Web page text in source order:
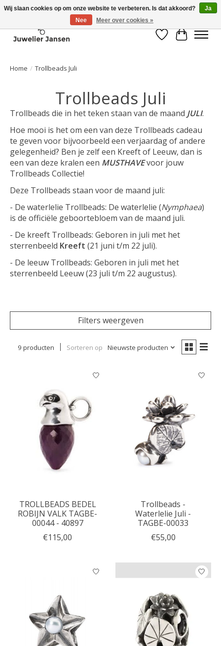
Verlanglijst
Home / Trollbeads Juli
Trollbeads Juli
Trollbeads die in het teken staan van de maand JULI.
Hoe mooi is het om een van deze Trollbeads cadeau
te geven voor bijvoorbeeld een verjaardag of andere
gelegenheid? Ben je zelf een Kreeft of Leeuw, dan is
een van deze kralen een MUSTHAVEvoor jouw
Trollbeads Collectie!
Deze Trollbeads staan voor de maand juli:
- De waterlelie Trollbeads: De waterlelie (Nymphaea)
is de officiële geboortebloem van de maand juli.
- De kreeft Trollbeads: Geboren in juli met het
sterrenbeeld Kreeft (21 juni t/m 22 juli).
- De leeuw Trollbeads: Geboren in juli met het
sterrenbeeld Leeuw(23 juli t/m 22 augustus).
Filters weergeven
9 producten Sorteren op Nieuwste producten
TROLLBEADS BEDEL
ROBIJN VALK TAGBE-
00044 - 40897
€115,00
Trollbeads -
Waterlelie Juli -
TAGBE-00033
€55,00
Wij slaan cookies op om onze website te verbeteren. Is dat akkoord?
Ja
Nee
Meer over cookies »